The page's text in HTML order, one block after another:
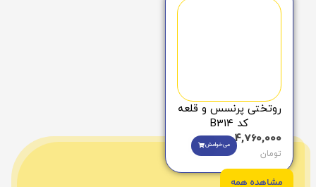
روتختی پرنسس و قلعه
کد B314
4,760,000
تومان
می‌خوامش
مشاهده همه